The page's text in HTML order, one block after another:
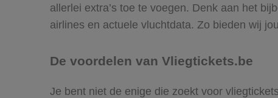
allerlei extra’s toe te voegen. Denk aan het
airlines en actuele vluchtdata. Zo bieden wij
De voordelen van Vliegtickets.be
Je bent niet de enige die zoekt voor